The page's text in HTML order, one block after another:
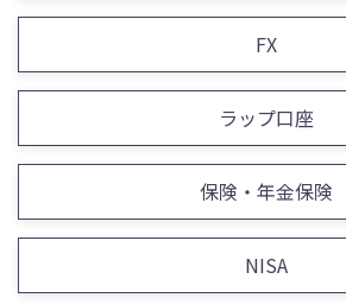
FX
ラップ口座
保険・年金保険
NISA